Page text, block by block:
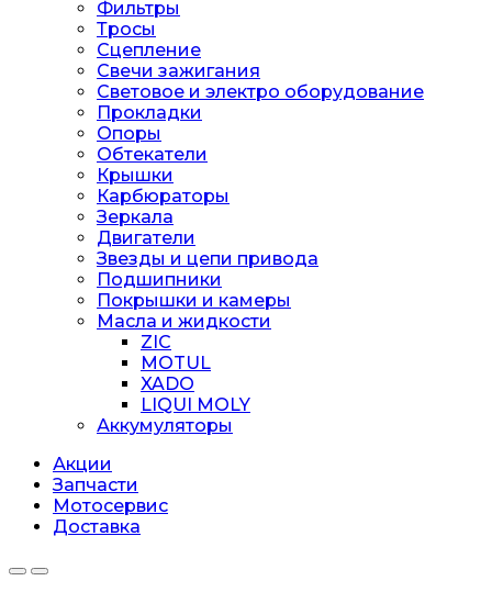
Фильтры
Тросы
Сцепление
Свечи зажигания
Световое и электро оборудование
Прокладки
Опоры
Обтекатели
Крышки
Карбюраторы
Зеркала
Двигатели
Звезды и цепи привода
Подшипники
Покрышки и камеры
Масла и жидкости
ZIC
MOTUL
XADO
LIQUI MOLY
Аккумуляторы
Акции
Запчасти
Мотосервис
Доставка